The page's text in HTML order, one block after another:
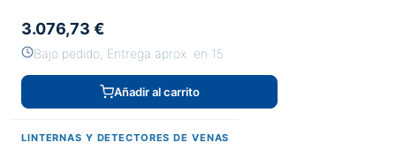
3.076,73 €
Bajo pedido, Entrega aprox. en 15
Añadir al carrito
LINTERNAS Y DETECTORES DE VENAS